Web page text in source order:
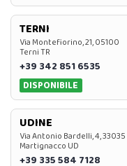
TERNI
Via Montefiorino, 21, 05100
Terni TR
+39 342 851 6535
DISPONIBILE
UDINE
Via Antonio Bardelli, 4, 33035
Martignacco UD
+39 335 584 7128